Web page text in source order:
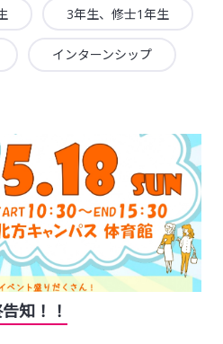
生の方へ 3年生、修士1年生
インターンシップ
知！！